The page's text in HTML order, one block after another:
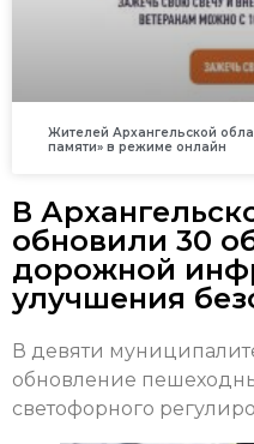
Жителей Архангельской
памяти» в режиме онлайн
В
обновили 30
дорожной
улучшения
В девяти
обновление
светофорного